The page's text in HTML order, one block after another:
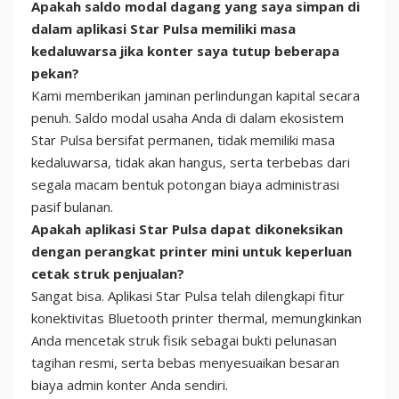
Apakah saldo modal dagang yang saya simpan di
dalam aplikasi Star Pulsa memiliki masa
kedaluwarsa jika konter saya tutup beberapa
pekan?
Kami memberikan jaminan perlindungan kapital secara
penuh. Saldo modal usaha Anda di dalam ekosistem
Star Pulsa bersifat permanen, tidak memiliki masa
kedaluwarsa, tidak akan hangus, serta terbebas dari
segala macam bentuk potongan biaya administrasi
pasif bulanan.
Apakah aplikasi Star Pulsa dapat dikoneksikan
dengan perangkat printer mini untuk keperluan
cetak struk penjualan?
Sangat bisa. Aplikasi Star Pulsa telah dilengkapi fitur
konektivitas Bluetooth printer thermal, memungkinkan
Anda mencetak struk fisik sebagai bukti pelunasan
tagihan resmi, serta bebas menyesuaikan besaran
biaya admin konter Anda sendiri.